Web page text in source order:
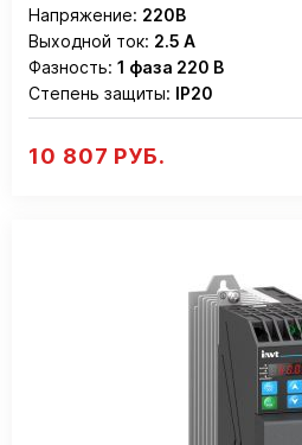
Напряжение: 220В
Выходной ток: 2.5 А
Фазность: 1 фаза 220 В
Степень защиты: IP20
10 807 РУБ.